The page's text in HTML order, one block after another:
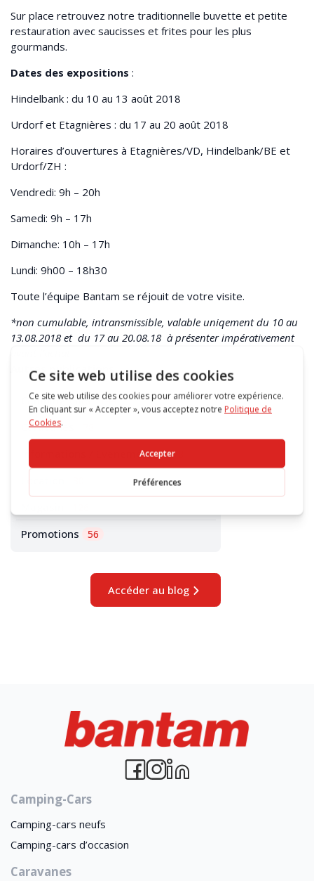
Sur place retrouvez notre traditionnelle buvette et petite
restauration avec saucisses et frites pour les plus
gourmands.
Dates des expositions :
Hindelbank : du 10 au 13 août 2018
Urdorf et Etagnières : du 17 au 20 août 2018
Horaires d’ouvertures à Etagnières/VD, Hindelbank/BE et
Urdorf/ZH :
Vendredi: 9h – 20h
Samedi: 9h – 17h
Dimanche: 10h – 17h
Lundi: 9h00 – 18h30
Toute l’équipe Bantam se réjouit de votre visite.
*non cumulable, intransmissible, valable uniqement du 10 au
13.08.2018 et du 17 au 20.08.18 à présenter impérativement
Autres publications
Camping-cars 144
Caravanes
Informations / Evénements 178
Promotions 56
Accéder au blog
Camping-Cars
Camping-cars neufs
Camping-cars d’occasion
Caravanes